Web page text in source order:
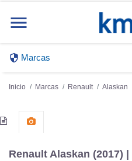
Marcas
Inicio Marcas Renault Alaskan
Renault Alaskan (2017) |